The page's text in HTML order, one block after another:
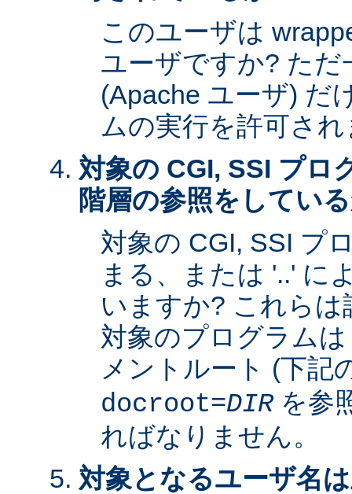
このユーザは
ユーザですか? ただ
(Apache ユーザ) だ
ムの実行を許可さ
対象の CGI, SSI プロ
階層の参照をしてい
対象の CGI, SSI プ
まる、または '..' に
いますか? これら
対象のプログラム
メントルート (下記
docroot=DIRを参
ればなりません。
対象となるユーザ名